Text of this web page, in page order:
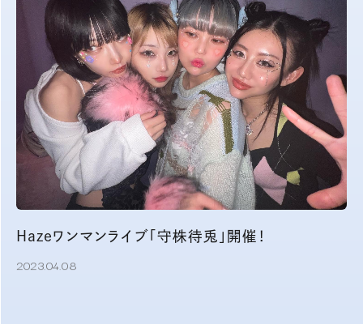
Hazeワンマンライブ「守株待兎」開催！
2023.04.08